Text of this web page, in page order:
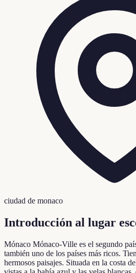
ciudad de monaco
Introducción al lugar
Mónaco Mónaco-Ville es el segundo
también uno de los países más ricos.
hermosos paisajes. Situada en la costa